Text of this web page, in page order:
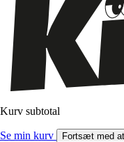
Kurv subtotal
Se min kurv Fortsæt med